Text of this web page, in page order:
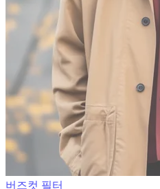
버즈컷 필터